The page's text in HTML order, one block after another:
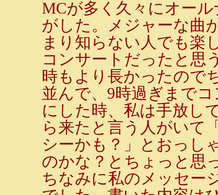
MCが多く久々にオー
がした。メジャーな曲
まり知らない人でも楽
コンサートだったと思
時もより長かったので
並んで、9時過ぎまで
にした時、私は手放し
ら来たと言う人がいて
シーかも？」とおっし
のかな？とちょっと思
ちなみに私のメッセー